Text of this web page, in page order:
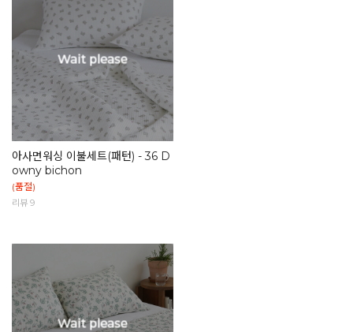
아사면워싱 이불세트(패턴) - 36 D
owny bichon
(품절)
리뷰 9